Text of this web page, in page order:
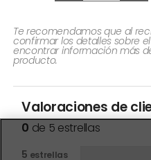
Te recomendamos que al
confirmar los detalles sobre
encontrar información más
producto.
Valoraciones de
0 de 5 estrellas
5 estrellas